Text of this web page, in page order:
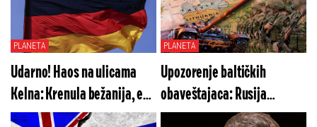
PLANETA
Udarno! Haos na ulicama
Kelna: Krenula bežanija, evo
šta je uzrok!
PLANETA
Upozorenje baltičkih
obaveštajaca: Rusija
sprema opasnu operaciju